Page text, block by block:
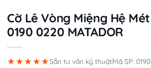
Cờ Lê Vòng Miệng Hệ
0190 0220 MATADOR
★★★★★Sẵn tư vấn kỹ thuậtMã SP: